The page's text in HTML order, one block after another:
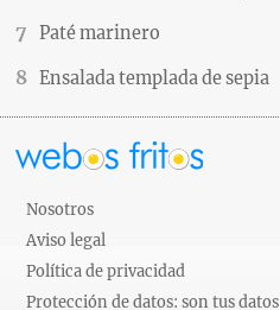
Paté marinero
Ensalada templada de sepia
Nosotros
Aviso legal
Política de privacidad
Protección de datos: son tus datos